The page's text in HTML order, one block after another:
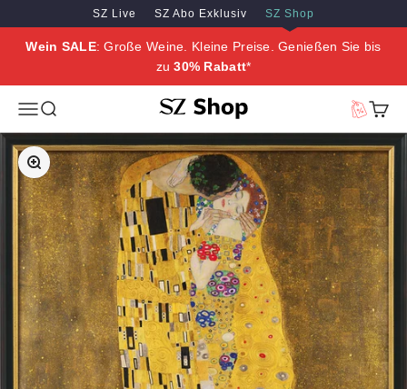
Zum Inhalt springen
Zum Hauptinhalt springen
SZ Live SZ Abo Exklusiv SZ Shop
Wein SALE: Große Weine. Kleine Preise. Genießen Sie bis
zu30% Rabatt*
MenüSuche SZ Erleben
Bild vergrößern